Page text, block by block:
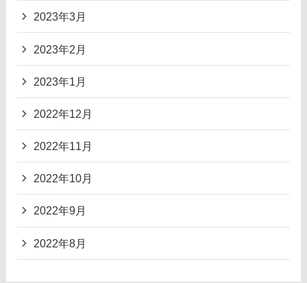
2023年3月
2023年2月
2023年1月
2022年12月
2022年11月
2022年10月
2022年9月
2022年8月